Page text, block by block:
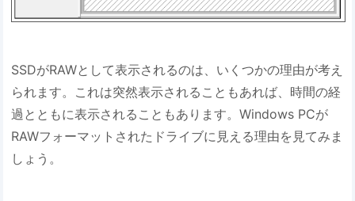
SSDがRAWとして表示されるのは、いくつかの理由が考え
られます。これは突然表示されることもあれば、時間の経
過とともに表示されることもあります。Windows PCが
RAWフォーマットされたドライブに見える理由を見てみま
しょう。